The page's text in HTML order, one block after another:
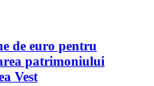
de euro pentru
patrimoniului
Vest